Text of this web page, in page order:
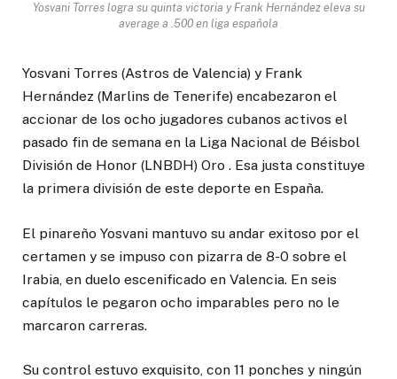
Yosvani Torres logra su quinta victoria y Frank Hernández eleva su
average a .500 en liga española
Yosvani Torres (Astros de Valencia) y Frank
Hernández (Marlins de Tenerife) encabezaron el
accionar de los ocho jugadores cubanos activos el
pasado fin de semana en la Liga Nacional de Béisbol
División de Honor (LNBDH) Oro . Esa justa constituye
la primera división de este deporte en España.
El pinareño Yosvani mantuvo su andar exitoso por el
certamen y se impuso con pizarra de 8-0 sobre el
Irabia, en duelo escenificado en Valencia. En seis
capítulos le pegaron ocho imparables pero no le
marcaron carreras.
Su control estuvo exquisito, con 11 ponches y ningún